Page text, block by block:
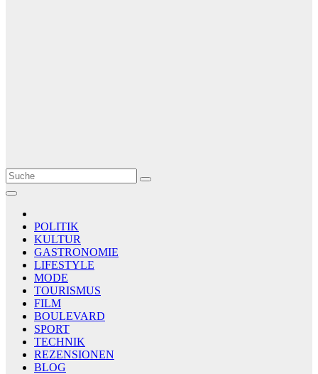
Le Matin
AGENCE DE PRESSE
POLITIK
KULTUR
GASTRONOMIE
LIFESTYLE
MODE
TOURISMUS
FILM
BOULEVARD
SPORT
TECHNIK
REZENSIONEN
BLOG